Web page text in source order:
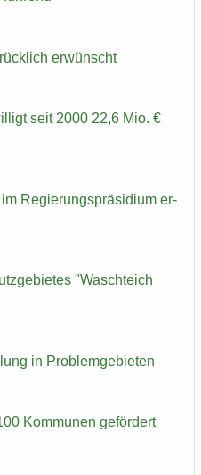
er­wünscht
seit 2000 22,6 Mio. €
Re­gie­rungs­prä­si­di­um er­
"Wasch­teich
in Pro­blem­ge­bie­ten
Kom­mu­nen ge­för­dert